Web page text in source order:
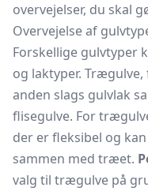
overvejelser, du skal
Overvejelse af
Forskellige gulvtyper
og laktyper.
anden slags gulvlak
flisegulve. For
der er fleksibel og
sammen med træet.
valg til trægulve på